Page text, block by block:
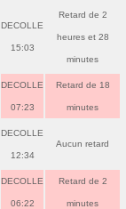
DECOLLE
15:03
Retard de 2
heures et 28
minutes
DECOLLE
07:23
Retard de 18
minutes
DECOLLE
12:34
Aucun retard
DECOLLE
06:22
Retard de 2
minutes